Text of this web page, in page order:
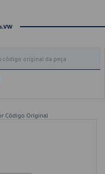
Código Original